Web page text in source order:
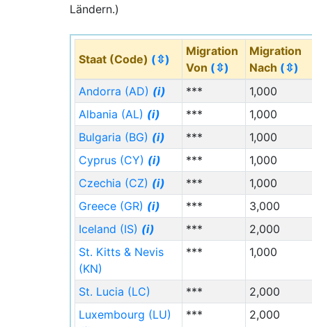
Ländern.)
Staat (Code) (⇳)
Migration
Von (⇳)
Migration
Nach (⇳)
Andorra (AD) (i) ***
1,000
Albania (AL) (i) ***
1,000
Bulgaria (BG) (i) ***
1,000
Cyprus (CY) (i) ***
1,000
Czechia (CZ) (i) ***
1,000
Greece (GR) (i) ***
3,000
Iceland (IS) (i) ***
2,000
St. Kitts & Nevis
(KN)
*** 1,000
St. Lucia (LC) ***
2,000
Luxembourg (LU)
*** 2,000